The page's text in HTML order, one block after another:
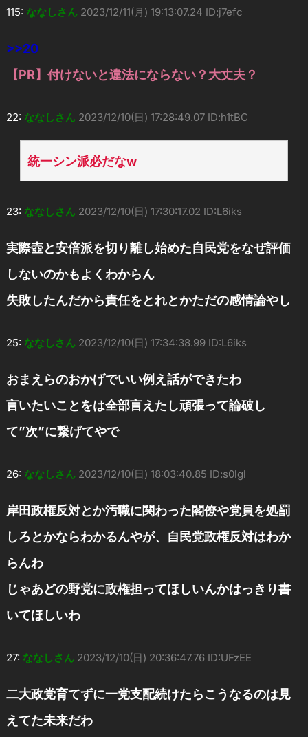
115: ななしさん 2023/12/11(月) 19:13:07.24 ID:j7efc
>>20
【PR】付けないと違法にならない？大丈夫？
22: ななしさん 2023/12/10(日) 17:28:49.07 ID:h1tBC
統一シン派必だなw
23: ななしさん 2023/12/10(日) 17:30:17.02 ID:L6iks
実際壺と安倍派を切り離し始めた自民党をなぜ評価
しないのかもよくわからん
失敗したんだから責任をとれとかただの感情論やし
25: ななしさん 2023/12/10(日) 17:34:38.99 ID:L6iks
おまえらのおかげでいい例え話ができたわ
言いたいことをは全部言えたし頑張って論破し
て”次”に繋げてやで
26: ななしさん 2023/12/10(日) 18:03:40.85 ID:s0lgl
岸田政権反対とか汚職に関わった閣僚や党員を処罰
しろとかならわかるんやが、自民党政権反対はわか
らんわ
じゃあどの野党に政権担ってほしいんかはっきり書
いてほしいわ
27: ななしさん 2023/12/10(日) 20:36:47.76 ID:UFzEE
二大政党育てずに一党支配続けたらこうなるのは見
えてた未来だわ